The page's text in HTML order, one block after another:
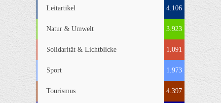
Leitartikel 4.106
Natur & Umwelt 3.923
Solidarität & Lichtblicke 1.091
Sport 1.973
Tourismus 4.397